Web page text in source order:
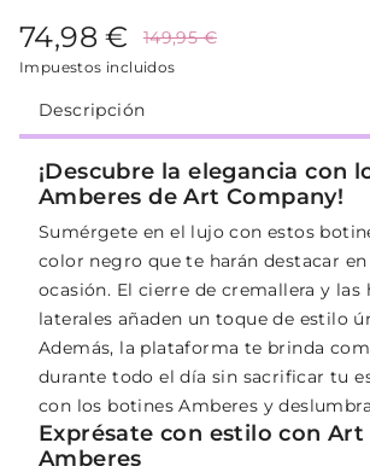
74,98 € 149,95 €
Impuestos incluidos
Descripción
¡Descubre la elegancia con
Amberes de Art Company!
Sumérgete en el lujo con estos
color negro que te harán destacar
ocasión. El cierre de cremallera y las
laterales añaden un toque de estilo
Además, la plataforma te brinda
durante todo el día sin sacrificar tu
con los botines Amberes y
Exprésate con estilo con Art
Amberes